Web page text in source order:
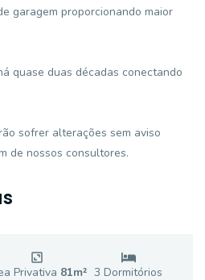
garagem proporcionando maior
quase duas décadas conectando
sofrer alterações sem aviso
de nossos consultores.
Privativa 81m² 3 Dormitórios